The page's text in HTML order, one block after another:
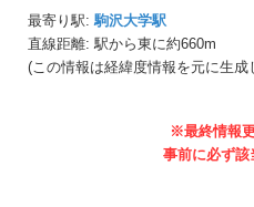
最寄り駅: 駒沢大学駅
直線距離: 駅から東に約660m
(この情報は経緯度情報を元に生成